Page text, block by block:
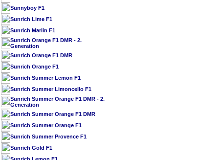
Sunnyboy F1
Sunrich Lime F1
Sunrich Marlin F1
Sunrich Orange F1 DMR - 2.
Generation
Sunrich Orange F1 DMR
Sunrich Orange F1
Sunrich Summer Lemon F1
Sunrich Summer Limoncello F1
Sunrich Summer Orange F1 DMR - 2.
Generation
Sunrich Summer Orange F1 DMR
Sunrich Summer Orange F1
Sunrich Summer Provence F1
Sunrich Gold F1